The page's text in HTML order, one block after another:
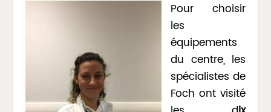
Pour choisir
les
équipements
du centre, les
spécialistes de
Foch ont visité